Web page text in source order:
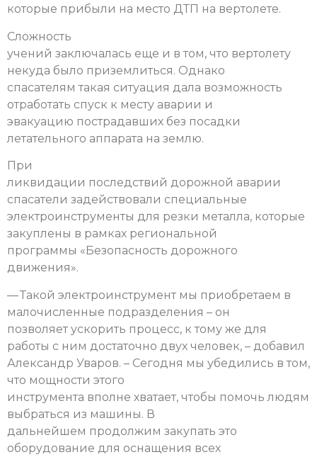
которые прибыли на место ДТП на вертолете.
Сложность
учений заключалась еще и в том, что вертолету
некуда было приземлиться. Однако
спасателям такая ситуация дала возможность
отработать спуск к месту аварии и
эвакуацию пострадавших без посадки
летательного аппарата на землю.
При
ликвидации последствий дорожной аварии
спасатели задействовали специальные
электроинструменты для резки металла, которые
закуплены в рамках региональной
программы «Безопасность дорожного
движения».
— Такой электроинструмент мы приобретаем в
малочисленные подразделения – он
позволяет ускорить процесс, к тому же для
работы с ним достаточно двух человек, – добавил
Александр Уваров. – Сегодня мы убедились в том,
что мощности этого
инструмента вполне хватает, чтобы помочь людям
выбраться из машины. В
дальнейшем продолжим закупать это
оборудование для оснащения всех